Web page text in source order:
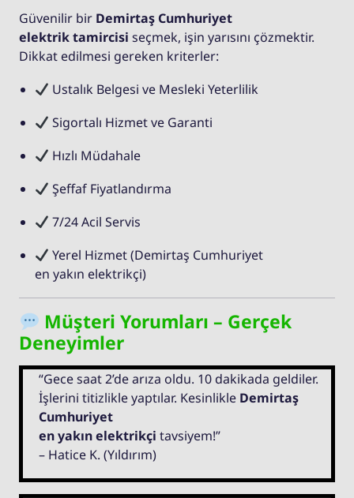
Güvenilir bir Demirtaş Cumhuriyet
elektrik tamircisi seçmek, işin yarısını çözmektir.
Dikkat edilmesi gereken kriterler:
Ustalık Belgesi ve Mesleki Yeterlilik
Sigortalı Hizmet ve Garanti
Hızlı Müdahale
Şeffaf Fiyatlandırma
7/24 Acil Servis
Yerel Hizmet (Demirtaş Cumhuriyet
en yakın elektrikçi)
Müşteri Yorumları – Gerçek
Deneyimler
“Gece saat 2’de arıza oldu. 10 dakikada geldiler.
İşlerini titizlikle yaptılar. Kesinlikle Demirtaş
Cumhuriyet
en yakın elektrikçi tavsiyem!”
– Hatice K. (Yıldırım)